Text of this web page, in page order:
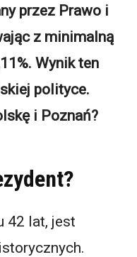
przez Prawo i
z minimalną
Wynik ten
polityce.
i Poznań?
42 lat, jest